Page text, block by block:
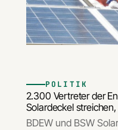
POLITIK
2.300 Vertreter der
Solardeckel
BDEW und BSW